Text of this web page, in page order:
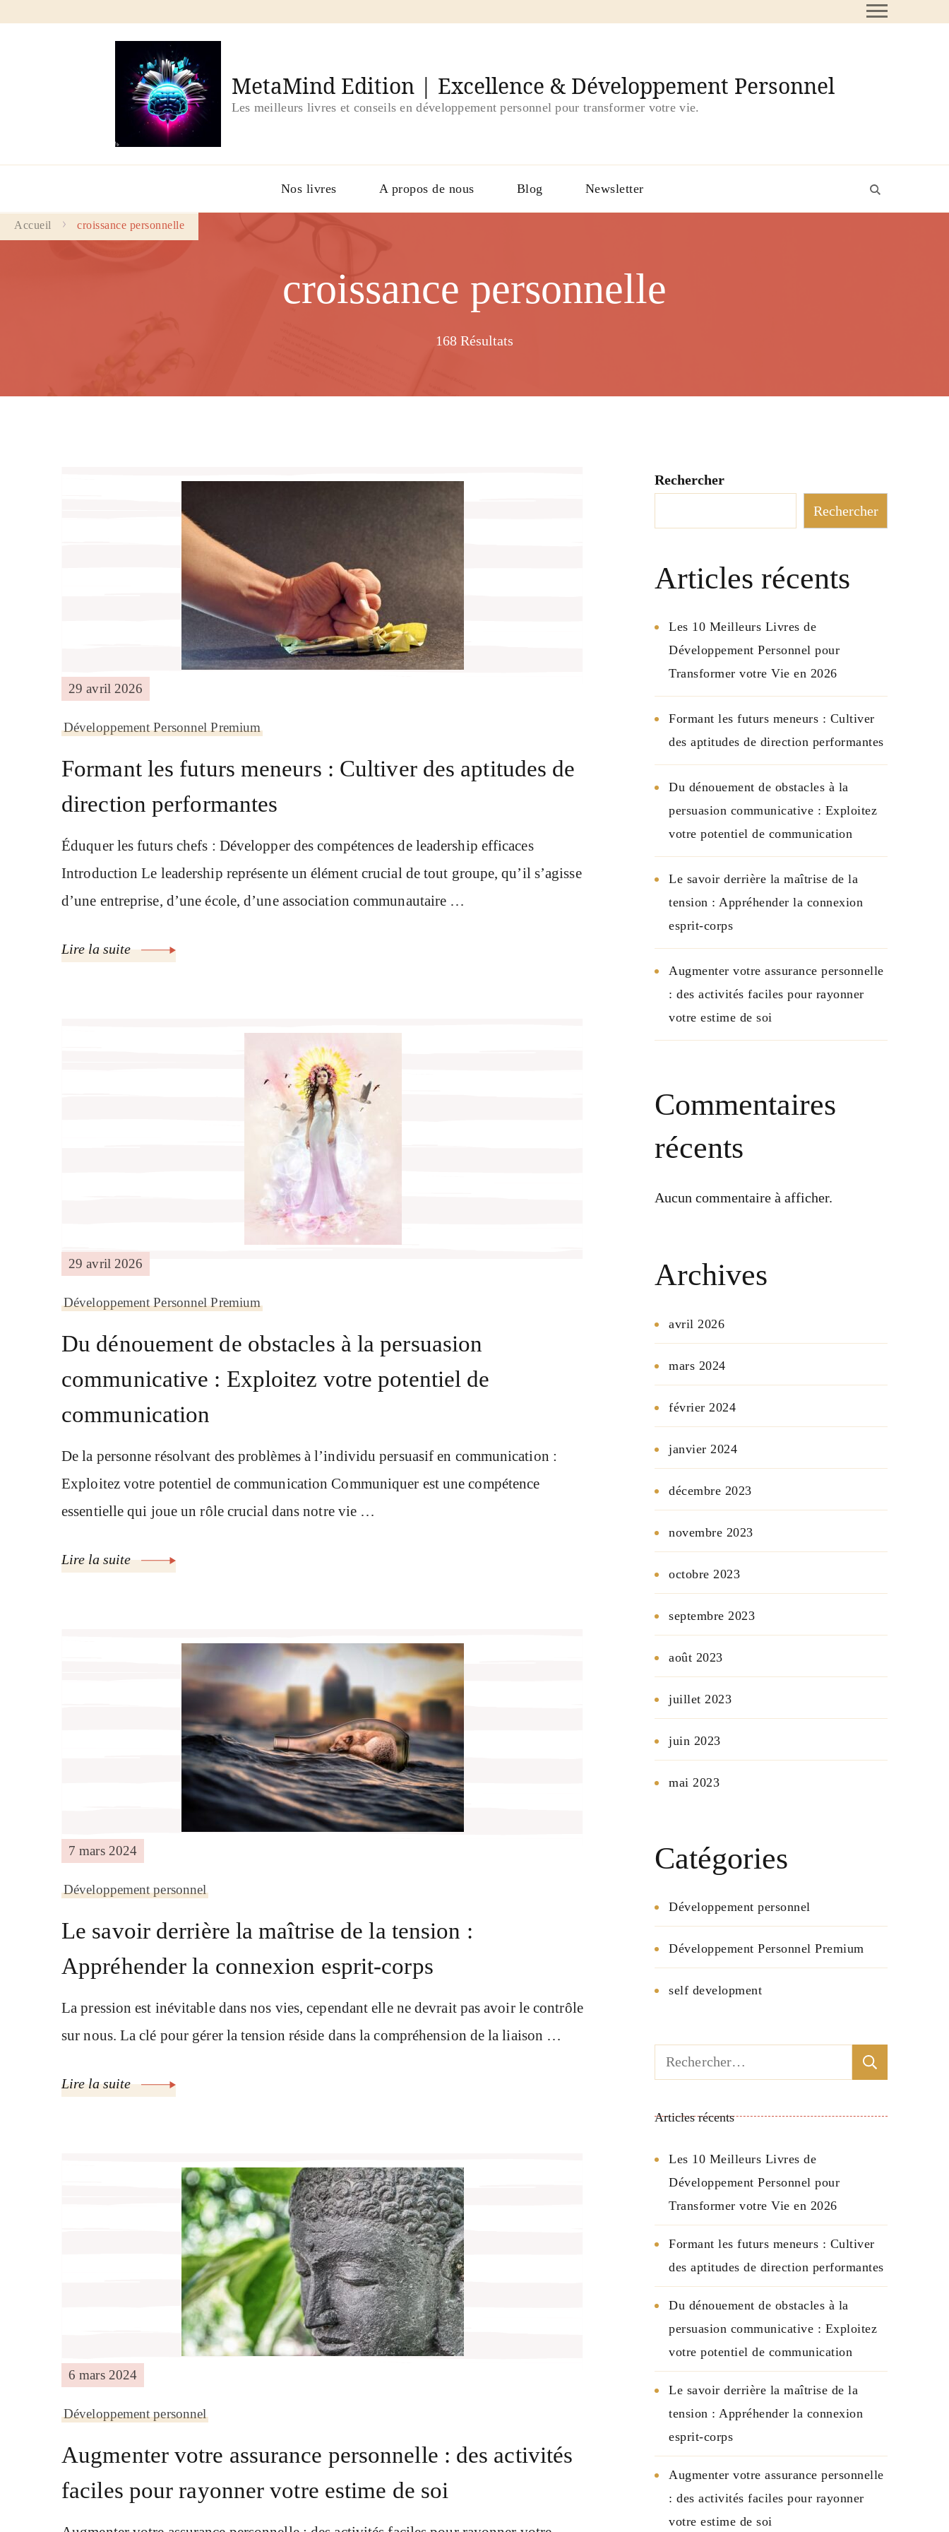
MetaMind Edition | Excellence & Développement Personnel
Les meilleurs livres et conseils en développement personnel pour transformer votre vie.
Nos livres A propos de nous Blog Newsletter
Accueil croissance personnelle
croissance personnelle
168 Résultats
29 avril 2026
Développement Personnel Premium
Formant les futurs meneurs : Cultiver des aptitudes de
direction performantes
Éduquer les futurs chefs : Développer des compétences de leadership efficaces
Introduction Le leadership représente un élément crucial de tout groupe, qu’il s’agisse
d’une entreprise, d’une école, d’une association communautaire …
Lire la suite
29 avril 2026
Développement Personnel Premium
Du dénouement de obstacles à la persuasion
communicative : Exploitez votre potentiel de
communication
De la personne résolvant des problèmes à l’individu persuasif en communication :
Exploitez votre potentiel de communication Communiquer est une compétence
essentielle qui joue un rôle crucial dans notre vie …
Lire la suite
7 mars 2024
Développement personnel
Le savoir derrière la maîtrise de la tension :
Appréhender la connexion esprit-corps
La pression est inévitable dans nos vies, cependant elle ne devrait pas avoir le contrôle
sur nous. La clé pour gérer la tension réside dans la compréhension de la liaison …
Lire la suite
6 mars 2024
Développement personnel
Augmenter votre assurance personnelle : des activités
faciles pour rayonner votre estime de soi
Rechercher
Rechercher
Articles récents
Les 10 Meilleurs Livres de
Développement Personnel pour
Transformer votre Vie en 2026
Formant les futurs meneurs : Cultiver
des aptitudes de direction performantes
Du dénouement de obstacles à la
persuasion communicative : Exploitez
votre potentiel de communication
Le savoir derrière la maîtrise de la
tension : Appréhender la connexion
esprit-corps
Augmenter votre assurance personnelle
: des activités faciles pour rayonner
votre estime de soi
Commentaires
récents
Aucun commentaire à afficher.
Archives
avril 2026
mars 2024
février 2024
janvier 2024
décembre 2023
novembre 2023
octobre 2023
septembre 2023
août 2023
juillet 2023
juin 2023
mai 2023
Catégories
Développement personnel
Développement Personnel Premium
self development
Rechercher :
Articles récents
Les 10 Meilleurs Livres de
Développement Personnel pour
Transformer votre Vie en 2026
Formant les futurs meneurs : Cultiver
des aptitudes de direction performantes
Du dénouement de obstacles à la
persuasion communicative : Exploitez
votre potentiel de communication
Le savoir derrière la maîtrise de la
tension : Appréhender la connexion
esprit-corps
Augmenter votre assurance personnelle
: des activités faciles pour rayonner
votre estime de soi